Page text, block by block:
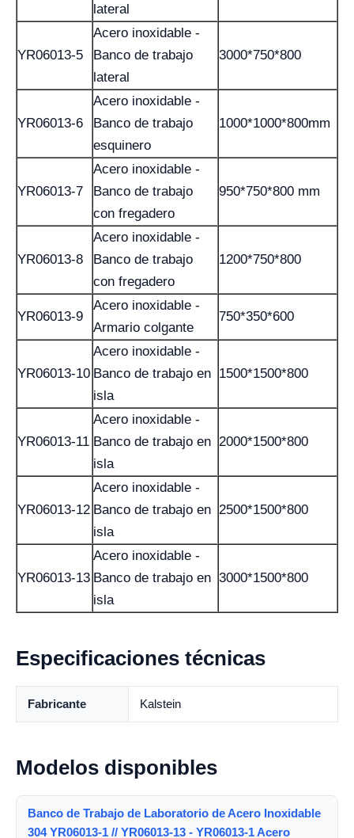
lateral
YR06013-5
Acero inoxidable -
Banco de trabajo
lateral
3000*750*800
YR06013-6
Acero inoxidable -
Banco de trabajo
esquinero
1000*1000*800mm
YR06013-7
Acero inoxidable -
Banco de trabajo
con fregadero
950*750*800 mm
YR06013-8
Acero inoxidable -
Banco de trabajo
con fregadero
1200*750*800
YR06013-9
Acero inoxidable -
Armario colgante
750*350*600
YR06013-10
Acero inoxidable -
Banco de trabajo en
isla
1500*1500*800
YR06013-11
Acero inoxidable -
Banco de trabajo en
isla
2000*1500*800
YR06013-12
Acero inoxidable -
Banco de trabajo en
isla
2500*1500*800
YR06013-13
Acero inoxidable -
Banco de trabajo en
isla
3000*1500*800
Especificaciones técnicas
Fabricante Kalstein
Modelos disponibles
Banco de Trabajo de Laboratorio de Acero Inoxidable
304 YR06013-1 // YR06013-13 - YR06013-1 Acero